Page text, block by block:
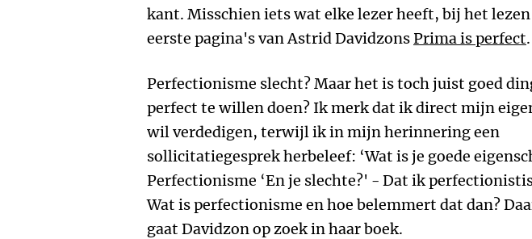
kant. Misschien iets wat elke lezer heeft, bij het lezen
eerste pagina's van Astrid DavidzonsPrima is perfect.
Perfectionisme slecht? Maar het is toch juist goed
perfect te willen doen? Ik merk dat ik direct mijn
wil verdedigen, terwijl ik in mijn herinnering een
sollicitatiegesprek herbeleef: ‘Wat is je goede
Perfectionisme ‘En je slechte?' - Dat ik
Wat is perfectionisme en hoe belemmert dat dan?
gaat Davidzon op zoek in haar boek.